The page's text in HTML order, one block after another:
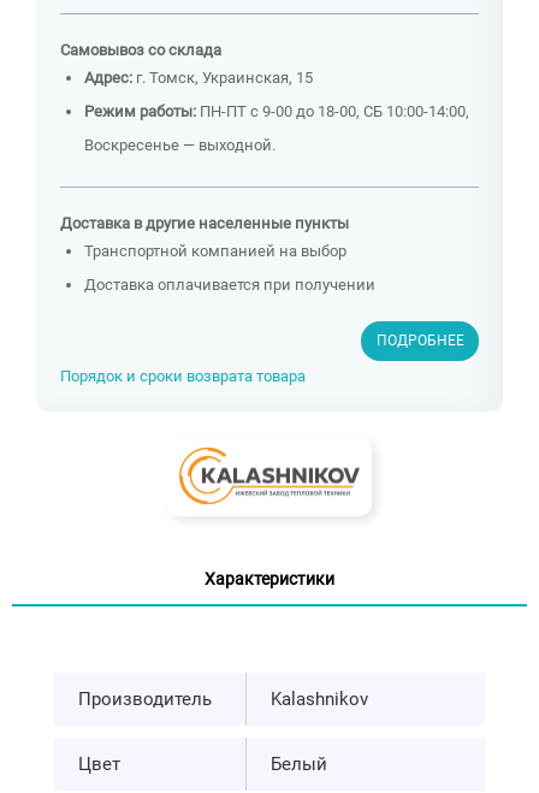
Самовывоз со склада
Адрес: г. Томск, Украинская, 15
Режим работы: ПН-ПТ с 9-00 до 18-00, СБ 10:00-14:00,
Воскресенье — выходной.
Доставка в другие населенные пункты
Транспортной компанией на выбор
Доставка оплачивается при получении
ПОДРОБНЕЕ
Порядок и сроки возврата товара
Характеристики
Производитель Kalashnikov
Цвет Белый